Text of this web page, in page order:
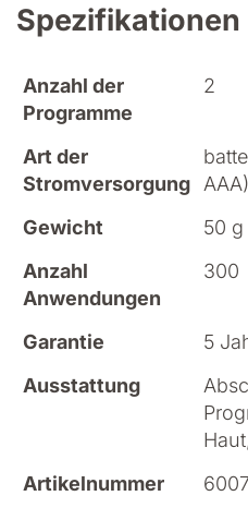
Spezifikationen
Anzahl der
Programme
2
Art der
Stromversorgung
AAA)
Gewicht
50 g
Anzahl
Anwendungen
300
Garantie
5
Ausstattung
Artikelnummer